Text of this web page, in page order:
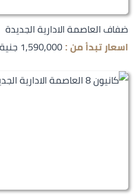
ضفاف العاصمة الادارية الجديدة
اسعار تبدأ من : 1,590,000 جنية